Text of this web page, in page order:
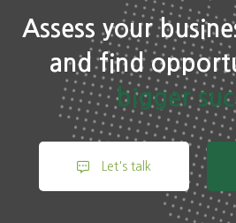
to
action
Assess your
and find
bigger
Let's talk